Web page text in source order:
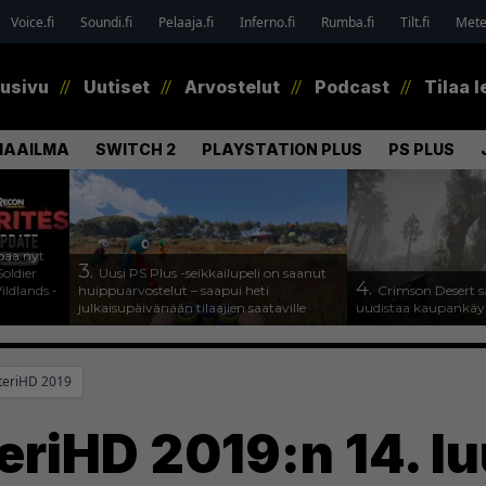
Voice.fi Soundi.fi Pelaaja.fi Inferno.fi Rumba.fi Tilt.fi
Uutiset Arvostelut Podcast Tilaa
SWITCH 2 PLAYSTATION PLUS PS PLUS
nyt
-
3. Uusi PS Plus -seikkailupeli on saanut
huippuarvostelut – saapui heti
julkaisupäivänään tilaajien saataville
4. Crimson Desert
uudistaa
2019
2019:n 14.